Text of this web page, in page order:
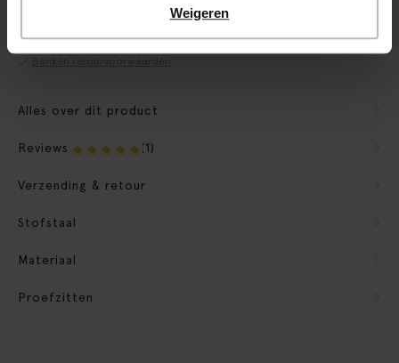
Weigeren
We maken de bank gebruiksklaar
Verpakkingsmateriaal nemen we mee
Alles over dit product
Reviews (1)
Verzending & retour
Stofstaal
Materiaal
Proefzitten